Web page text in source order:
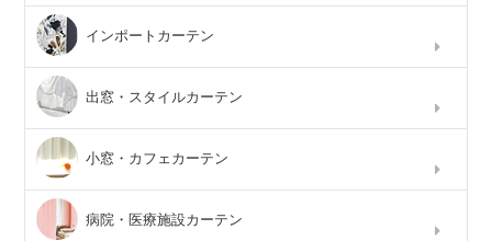
インポートカーテン
出窓・スタイルカーテン
小窓・カフェカーテン
病院・医療施設カーテン